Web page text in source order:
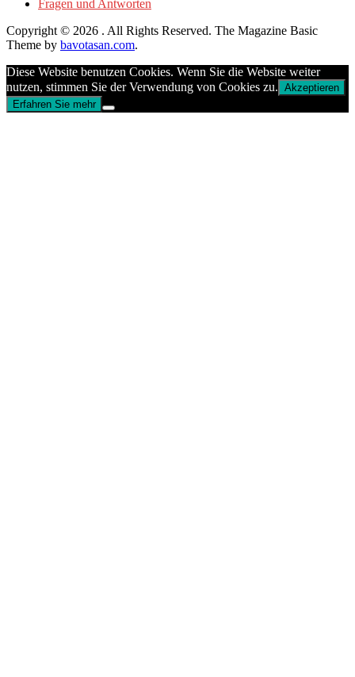
Fragen und Antworten
Copyright © 2026 . All Rights Reserved. The Magazine Basic
Theme by bavotasan.com.
Diese Website benutzen Cookies. Wenn Sie die Website weiter
nutzen, stimmen Sie der Verwendung von Cookies zu. Akzeptieren
Erfahren Sie mehr